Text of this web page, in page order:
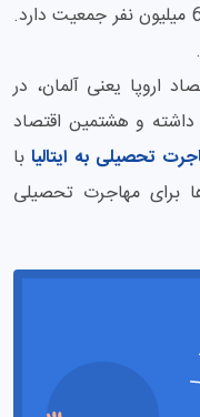
دهمین کشور بزرگ اروپا است و بالای 60 میلیون نفر جمعیت دارد.
اروپا یعنی آلمان، در
داشته و هشتمین اقتصاد
تحصیلی به ایتالیا با
برای مهاجرت تحصیلی